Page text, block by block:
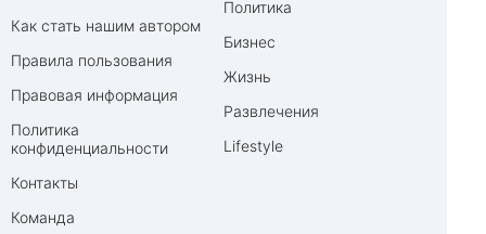
Как стать нашим автором
Правила пользования
Правовая информация
Политика
конфиденциальности
Контакты
Команда
Политика
Бизнес
Жизнь
Развлечения
Lifestyle